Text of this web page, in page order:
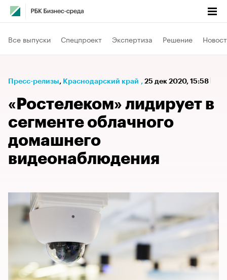
Все выпуски Спецпроект Экспертиза Решение
Пресс-релизы⁠, Краснодарский край , 25 дек 2020, 15:58
«Ростелеком» лидирует в
сегменте облачного
домашнего
видеонаблюдения